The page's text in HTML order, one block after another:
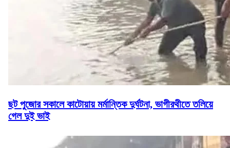
ছট পুজোর সকালে কাটোয়ায় মর্মান্তিক দুর্ঘটনা, ভাগীরথীতে তলিয়ে
গেল দুই ভাই